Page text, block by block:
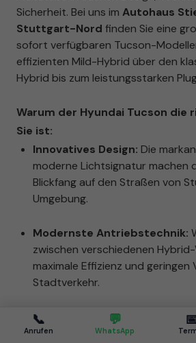
Sicherheit. Bei uns im Autohaus
Stuttgart-Nord finden Sie eine
sofort verfügbaren Tucson-
effizienten Mild-Hybrid über den
Hybrid bis zum leistungsstarken
Warum der Hyundai Tucson die
Sie ist:
Innovatives Design: Die
moderne Lichtsignatur machen
Blickfang auf den Straßen von
Umgebung.
Modernste Antriebstechnik:
zwischen verschiedenen
maximale Effizienz und geringen
Stadtverkehr.
Maximale Sicherheit:
Dank
Assistenzsysteme fahren Sie
📞
Anrufen
💬
WhatsApp